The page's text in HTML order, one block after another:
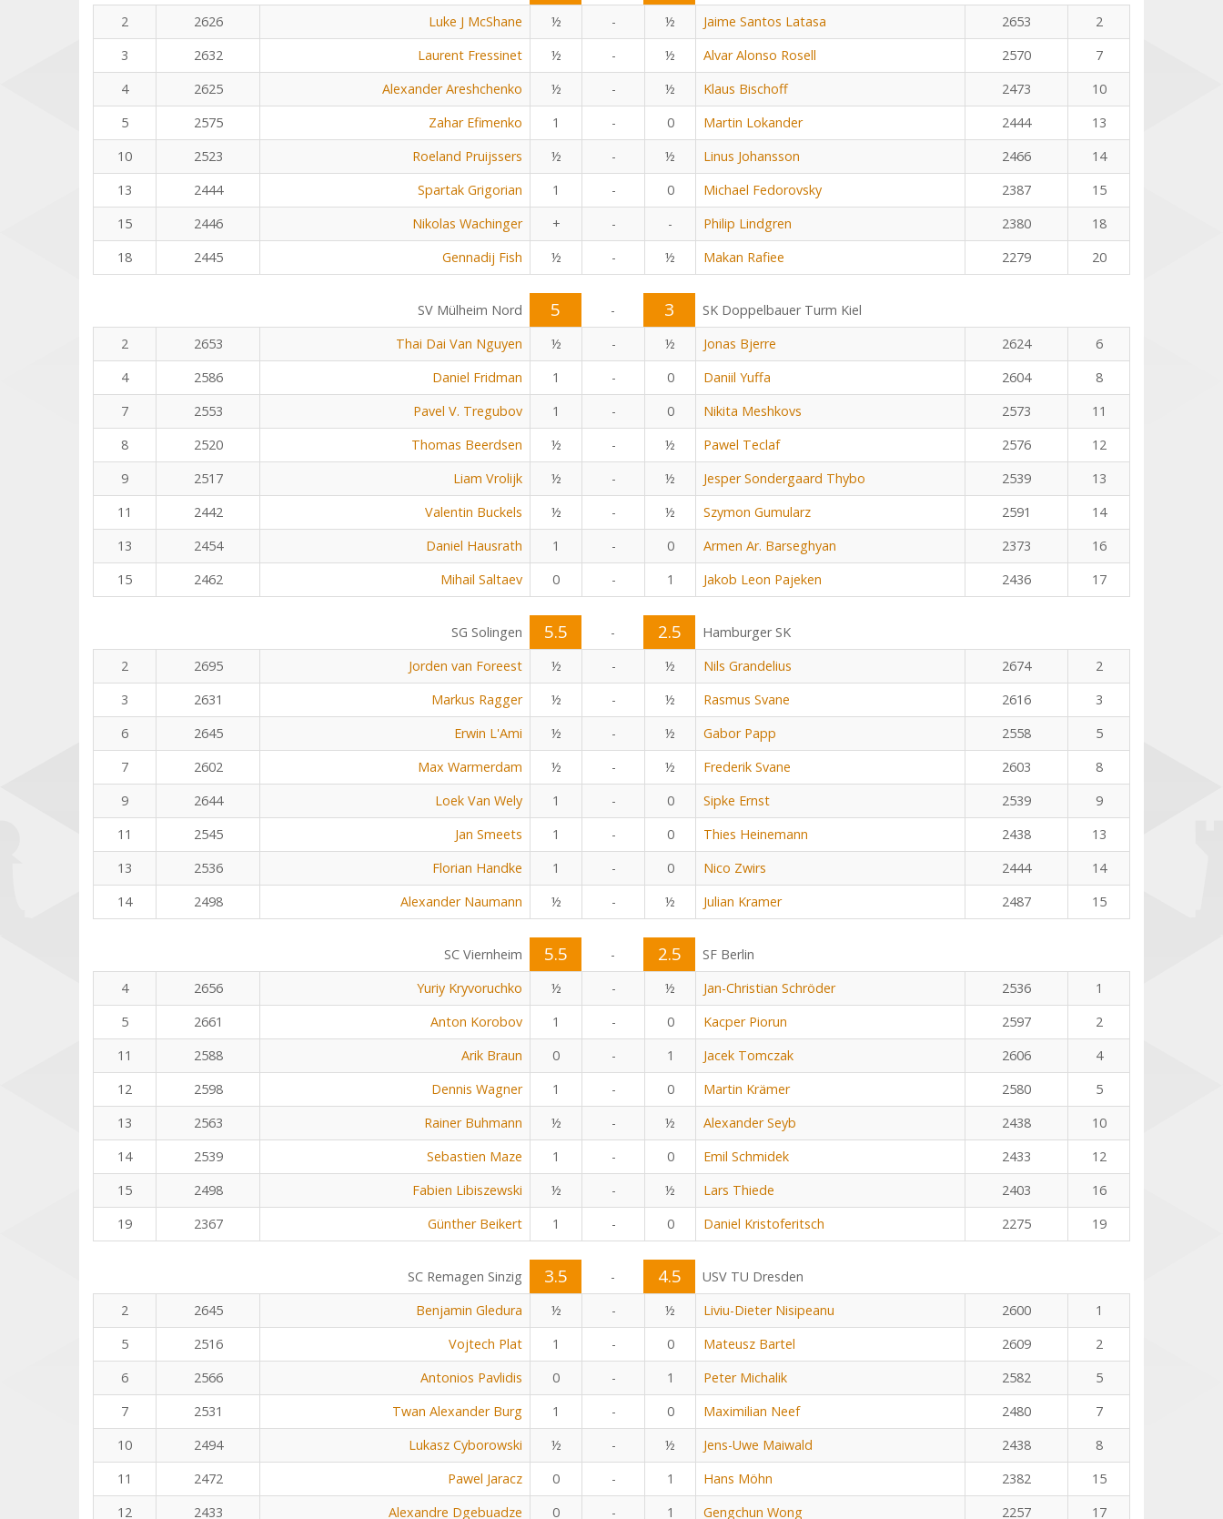
2
2626 Luke J McShane ½ - ½ Jaime Santos Latasa 2653
2
3
2632 Laurent Fressinet ½ - ½ Alvar Alonso Rosell 2570
7
4
2625 Alexander Areshchenko ½ - ½ Klaus Bischoff 2473
10
5
2575 Zahar Efimenko 1 - 0 Martin Lokander 2444
13
10
2523 Roeland Pruijssers ½ - ½ Linus Johansson 2466
14
13
2444 Spartak Grigorian 1 - 0 Michael Fedorovsky 2387
15
15
2446 Nikolas Wachinger + - - Philip Lindgren 2380
18
18
2445 Gennadij Fish ½ - ½ Makan Rafiee 2279 20
SV Mülheim Nord 5 - 3
SK Doppelbauer Turm Kiel
2
2653 Thai Dai Van Nguyen ½ - ½ Jonas Bjerre 2624
6
4
2586 Daniel Fridman 1 - 0 Daniil Yuffa 2604
8
7
2553 Pavel V. Tregubov 1 - 0 Nikita Meshkovs 2573
11
8
2520 Thomas Beerdsen ½ - ½ Pawel Teclaf 2576
12
9
2517 Liam Vrolijk ½ - ½ Jesper Sondergaard Thybo 2539
13
11
2442 Valentin Buckels ½ - ½ Szymon Gumularz 2591
14
13
2454 Daniel Hausrath 1 - 0 Armen Ar. Barseghyan 2373
16
15
2462 Mihail Saltaev 0 - 1 Jakob Leon Pajeken 2436 17
SG Solingen 5.5 - 2.5
Hamburger SK
2
2695 Jorden van Foreest ½ - ½ Nils Grandelius 2674
2
3
2631 Markus Ragger ½ - ½ Rasmus Svane 2616
3
6
2645 Erwin L'Ami ½ - ½ Gabor Papp 2558
5
7
2602 Max Warmerdam ½ - ½ Frederik Svane 2603
8
9
2644 Loek Van Wely 1 - 0 Sipke Ernst 2539
9
11
2545 Jan Smeets 1 - 0 Thies Heinemann 2438
13
13
2536 Florian Handke 1 - 0 Nico Zwirs 2444
14
14
2498 Alexander Naumann ½ - ½ Julian Kramer 2487 15
SC Viernheim 5.5 - 2.5
SF Berlin
4
2656 Yuriy Kryvoruchko ½ - ½ Jan-Christian Schröder 2536
1
5
2661 Anton Korobov 1 - 0 Kacper Piorun 2597
2
11
2588 Arik Braun 0 - 1 Jacek Tomczak 2606
4
12
2598 Dennis Wagner 1 - 0 Martin Krämer 2580
5
13
2563 Rainer Buhmann ½ - ½ Alexander Seyb 2438
10
14
2539 Sebastien Maze 1 - 0 Emil Schmidek 2433
12
15
2498 Fabien Libiszewski ½ - ½ Lars Thiede 2403
16
19
2367 Günther Beikert 1 - 0 Daniel Kristoferitsch 2275 19
SC Remagen Sinzig 3.5 - 4.5
USV TU Dresden
2
2645 Benjamin Gledura ½ - ½ Liviu-Dieter Nisipeanu 2600
1
5
2516 Vojtech Plat 1 - 0 Mateusz Bartel 2609
2
6
2566 Antonios Pavlidis 0 - 1 Peter Michalik 2582
5
7
2531 Twan Alexander Burg 1 - 0 Maximilian Neef 2480
7
10
2494 Lukasz Cyborowski ½ - ½ Jens-Uwe Maiwald 2438
8
11
2472 Pawel Jaracz 0 - 1 Hans Möhn 2382
15
12
2433 Alexandre Dgebuadze 0 - 1 Gengchun Wong 2257 17